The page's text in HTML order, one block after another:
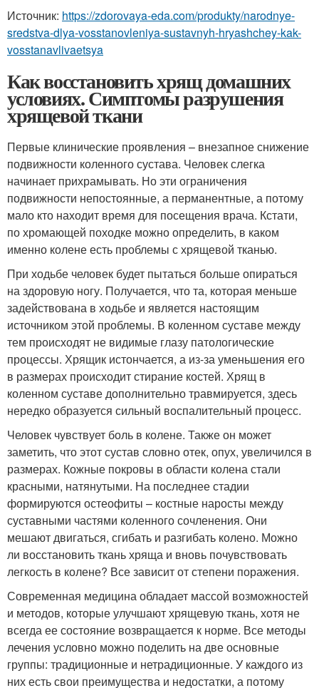
Источник: https://zdorovaya-eda.com/produkty/narodnye-
sredstva-dlya-vosstanovleniya-sustavnyh-hryashchey-kak-
vosstanavlivaetsya
Как восстановить хрящ домашних
условиях. Симптомы разрушения
хрящевой ткани
Первые клинические проявления – внезапное снижение
подвижности коленного сустава. Человек слегка
начинает прихрамывать. Но эти ограничения
подвижности непостоянные, а перманентные, а потому
мало кто находит время для посещения врача. Кстати,
по хромающей походке можно определить, в каком
именно колене есть проблемы с хрящевой тканью.
При ходьбе человек будет пытаться больше опираться
на здоровую ногу. Получается, что та, которая меньше
задействована в ходьбе и является настоящим
источником этой проблемы. В коленном суставе между
тем происходят не видимые глазу патологические
процессы. Хрящик истончается, а из-за уменьшения его
в размерах происходит стирание костей. Хрящ в
коленном суставе дополнительно травмируется, здесь
нередко образуется сильный воспалительный процесс.
Человек чувствует боль в колене. Также он может
заметить, что этот сустав словно отек, опух, увеличился в
размерах. Кожные покровы в области колена стали
красными, натянутыми. На последнее стадии
формируются остеофиты – костные наросты между
суставными частями коленного сочленения. Они
мешают двигаться, сгибать и разгибать колено. Можно
ли восстановить ткань хряща и вновь почувствовать
легкость в колене? Все зависит от степени поражения.
Современная медицина обладает массой возможностей
и методов, которые улучшают хрящевую ткань, хотя не
всегда ее состояние возвращается к норме. Все методы
лечения условно можно поделить на две основные
группы: традиционные и нетрадиционные. У каждого из
них есть свои преимущества и недостатки, а потому